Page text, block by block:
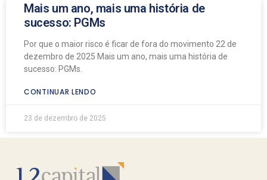
Mais um ano, mais uma história de
sucesso: PGMs
Por que o maior risco é ficar de fora do movimento 22 de
dezembro de 2025 Mais um ano, mais uma história de
sucesso: PGMs.
CONTINUAR LENDO
23 de dezembro de 2025